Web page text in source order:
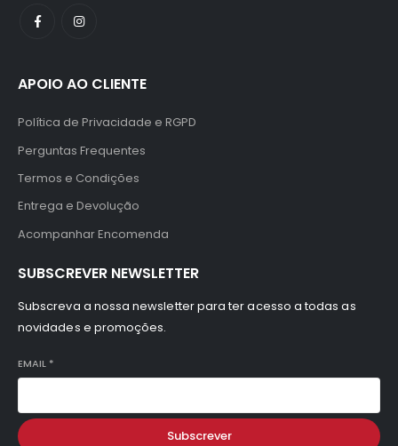
APOIO AO CLIENTE
Política de Privacidade e RGPD
Perguntas Frequentes
Termos e Condições
Entrega e Devolução
Acompanhar Encomenda
SUBSCREVER NEWSLETTER
Subscreva a nossa newsletter para ter acesso a todas as
novidades e promoções.
EMAIL *
Subscrever